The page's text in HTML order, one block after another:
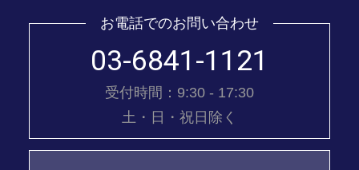
お電話でのお問い合わせ
03-6841-1121
受付時間：9:30 - 17:30
土・日・祝日除く